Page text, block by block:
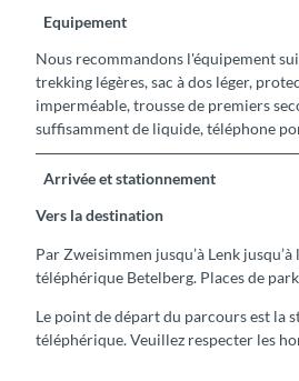
Equipement
Nous recommandons l'équipement
trekking légères, sac à dos léger,
imperméable, trousse de premiers
suffisamment de liquide, téléphone
Arrivée et stationnement
Vers la destination
Par Zweisimmen jusqu’à Lenk
téléphérique Betelberg. Places de
Le point de départ du parcours est la
téléphérique. Veuillez respecter les